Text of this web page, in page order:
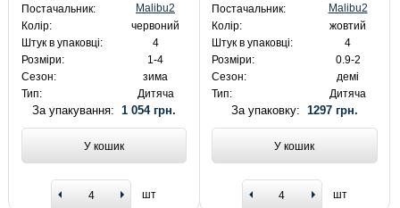
Постачальник:
Malibu2
Колір:
червоний
Штук в упаковці:
4
Розміри:
1-4
Сезон:
зима
Тип:
Дитяча
За упакування: 1 054 грн.
У кошик
шт
Постачальник:
Malibu2
Колір:
жовтий
Штук в упаковці:
4
Розміри:
0.9-2
Сезон:
демі
Тип:
Дитяча
За упаковку: 1297 грн.
У кошик
шт